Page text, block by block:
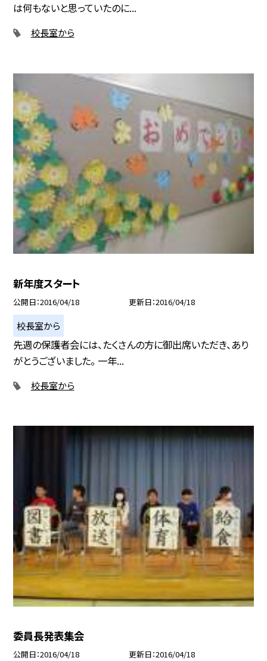
は何もないと思っていたのに...
校長室から
新年度スタート
公開日 2016/04/18 更新日 2016/04/18
校長室から
先週の保護者会には、たくさんの方に御出席いただき、あり
がとうございました。 一年...
校長室から
委員長発表集会
公開日 2016/04/18 更新日 2016/04/18